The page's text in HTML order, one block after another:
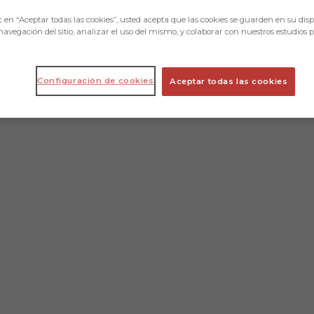
“Aceptar todas las cookies”, usted acepta que las cookies se guarden en su
del sitio, analizar el uso del mismo, y colaborar con nuestros estudios
Aceptar todas las cookies
Configuración de cookies